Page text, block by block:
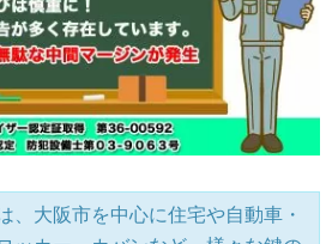
、大阪市を中心に住宅や自動車・